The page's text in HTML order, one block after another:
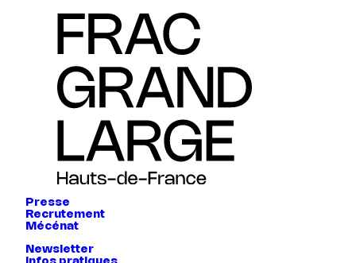
Presse
Recrutement
Mécénat
Newsletter